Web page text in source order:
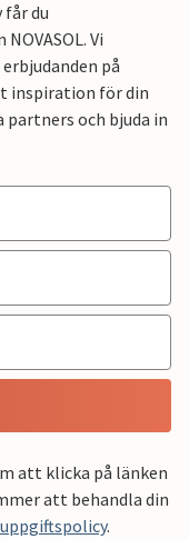
du
Vi
på
inspiration för din
partners och bjuda in
att klicka på länken
att behandla din
.